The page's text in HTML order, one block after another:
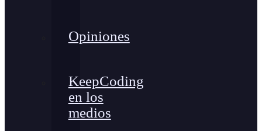
Opiniones
KeepCoding
en los
medios